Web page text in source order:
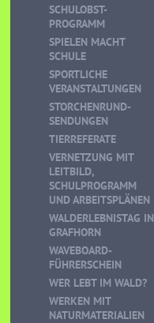
SCHULOBST-
PROGRAMM
SPIELEN MACHT
SCHULE
SPORTLICHE
VERANSTALTUNGEN
STORCHENRUND-
SENDUNGEN
TIERREFERATE
VERNETZUNG MIT
LEITBILD,
SCHULPROGRAMM
UND ARBEITSPLÄNEN
WALDERLEBNISTAG IN
GRAFHORN
WAVEBOARD-
FÜHRERSCHEIN
WER LEBT IM WALD?
WERKEN MIT
NATURMATERIALIEN